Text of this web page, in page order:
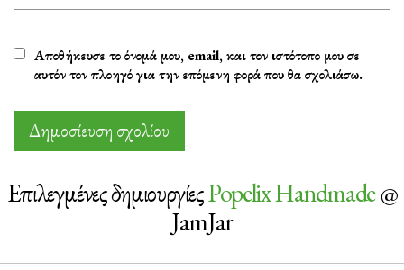
Αποθήκευσε το όνομά μου, email, και τον ιστότοπο μου σε
αυτόν τον πλοηγό για την επόμενη φορά που θα σχολιάσω.
Επιλεγμένες δημιουργίεςPopelix Handmade@
JamJar